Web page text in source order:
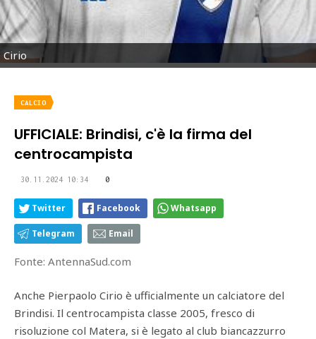
Cirio
CALCIO
UFFICIALE: Brindisi, c'è la firma del
centrocampista
30.11.2024 10:34 0
Twitter Facebook Whatsapp
Telegram Email
Fonte: AntennaSud.com
Anche Pierpaolo Cirio è ufficialmente un calciatore del
Brindisi. Il centrocampista classe 2005, fresco di
risoluzione col Matera, si è legato al club biancazzurro